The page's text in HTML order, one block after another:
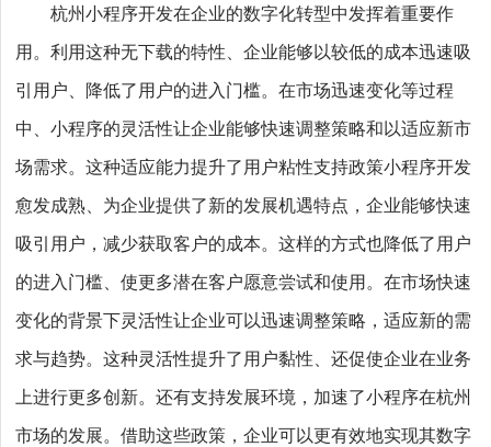
杭州小程序开发在企业的数字化转型中发挥着重要作
用。利用这种无下载的特性、企业能够以较低的成本迅速吸
引用户、降低了用户的进入门槛。在市场迅速变化等过程
中、小程序的灵活性让企业能够快速调整策略和以适应新市
场需求。这种适应能力提升了用户粘性支持政策小程序开发
愈发成熟、为企业提供了新的发展机遇特点，企业能够快速
吸引用户，减少获取客户的成本。这样的方式也降低了用户
的进入门槛、使更多潜在客户愿意尝试和使用。在市场快速
变化的背景下灵活性让企业可以迅速调整策略，适应新的需
求与趋势。这种灵活性提升了用户黏性、还促使企业在业务
上进行更多创新。还有支持发展环境，加速了小程序在杭州
市场的发展。借助这些政策，企业可以更有效地实现其数字